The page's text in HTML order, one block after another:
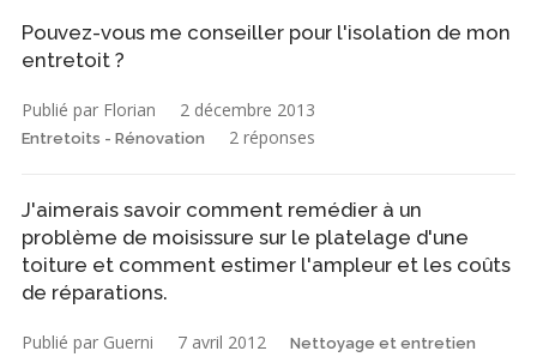
Pouvez-vous me conseiller pour l'isolation de mon
entretoit ?
Publié par Florian 2 décembre 2013
Entretoits - Rénovation 2 réponses
J'aimerais savoir comment remédier à un
problème de moisissure sur le platelage d'une
toiture et comment estimer l'ampleur et les coûts
de réparations.
Publié par Guerni 7 avril 2012 Nettoyage et entretien